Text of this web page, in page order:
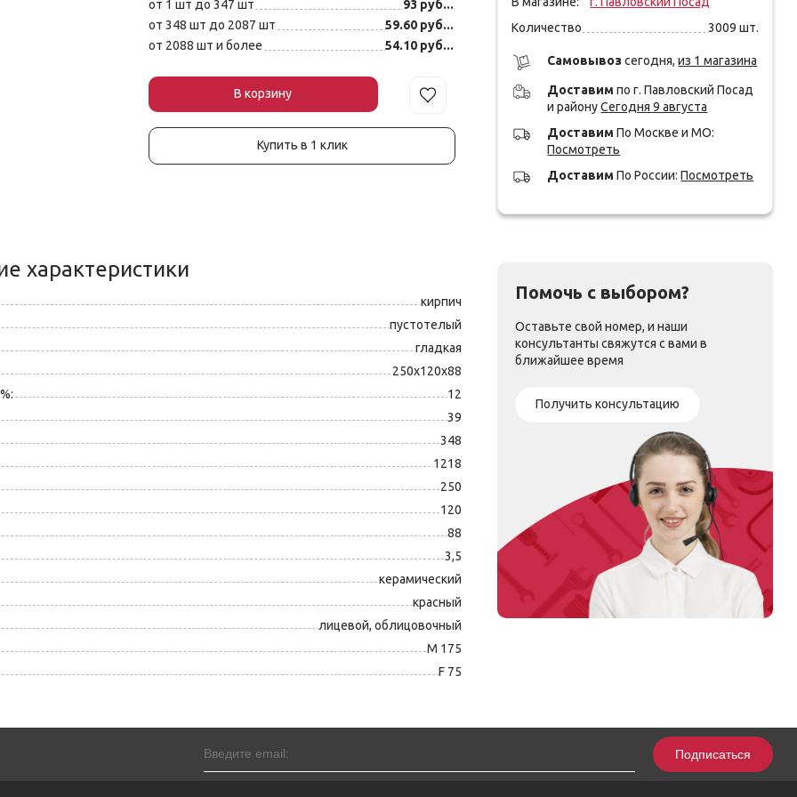
от 1 шт до 347 шт
93 руб...
от 348 шт до 2087 шт
59.60 руб...
от 2088 шт и более
54.10 руб...
В корзину
Купить в 1 клик
Количество
3009 шт.
Cамовывоз сегодня,из 1 магазина
Доставим по г. Павловский Посад
и районуСегодня 9 августа
Доставим По Москве и МО:
Посмотреть
Доставим По России:Посмотреть
характеристики
кирпич
пустотелый
гладкая
250x120x88
12
39
348
1218
250
120
88
3,5
керамический
красный
лицевой, облицовочный
М 175
F 75
Помочь с выбором?
Оставьте свой номер, и наши
консультанты свяжутся с вами в
ближайшее время
Получить консультацию
Подписаться